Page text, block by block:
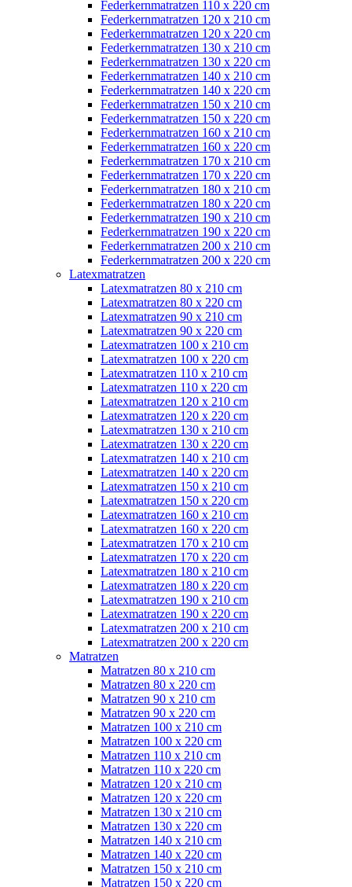
Federkernmatratzen 110 x 220 cm
Federkernmatratzen 120 x 210 cm
Federkernmatratzen 120 x 220 cm
Federkernmatratzen 130 x 210 cm
Federkernmatratzen 130 x 220 cm
Federkernmatratzen 140 x 210 cm
Federkernmatratzen 140 x 220 cm
Federkernmatratzen 150 x 210 cm
Federkernmatratzen 150 x 220 cm
Federkernmatratzen 160 x 210 cm
Federkernmatratzen 160 x 220 cm
Federkernmatratzen 170 x 210 cm
Federkernmatratzen 170 x 220 cm
Federkernmatratzen 180 x 210 cm
Federkernmatratzen 180 x 220 cm
Federkernmatratzen 190 x 210 cm
Federkernmatratzen 190 x 220 cm
Federkernmatratzen 200 x 210 cm
Federkernmatratzen 200 x 220 cm
Latexmatratzen
Latexmatratzen 80 x 210 cm
Latexmatratzen 80 x 220 cm
Latexmatratzen 90 x 210 cm
Latexmatratzen 90 x 220 cm
Latexmatratzen 100 x 210 cm
Latexmatratzen 100 x 220 cm
Latexmatratzen 110 x 210 cm
Latexmatratzen 110 x 220 cm
Latexmatratzen 120 x 210 cm
Latexmatratzen 120 x 220 cm
Latexmatratzen 130 x 210 cm
Latexmatratzen 130 x 220 cm
Latexmatratzen 140 x 210 cm
Latexmatratzen 140 x 220 cm
Latexmatratzen 150 x 210 cm
Latexmatratzen 150 x 220 cm
Latexmatratzen 160 x 210 cm
Latexmatratzen 160 x 220 cm
Latexmatratzen 170 x 210 cm
Latexmatratzen 170 x 220 cm
Latexmatratzen 180 x 210 cm
Latexmatratzen 180 x 220 cm
Latexmatratzen 190 x 210 cm
Latexmatratzen 190 x 220 cm
Latexmatratzen 200 x 210 cm
Latexmatratzen 200 x 220 cm
Matratzen
Matratzen 80 x 210 cm
Matratzen 80 x 220 cm
Matratzen 90 x 210 cm
Matratzen 90 x 220 cm
Matratzen 100 x 210 cm
Matratzen 100 x 220 cm
Matratzen 110 x 210 cm
Matratzen 110 x 220 cm
Matratzen 120 x 210 cm
Matratzen 120 x 220 cm
Matratzen 130 x 210 cm
Matratzen 130 x 220 cm
Matratzen 140 x 210 cm
Matratzen 140 x 220 cm
Matratzen 150 x 210 cm
Matratzen 150 x 220 cm